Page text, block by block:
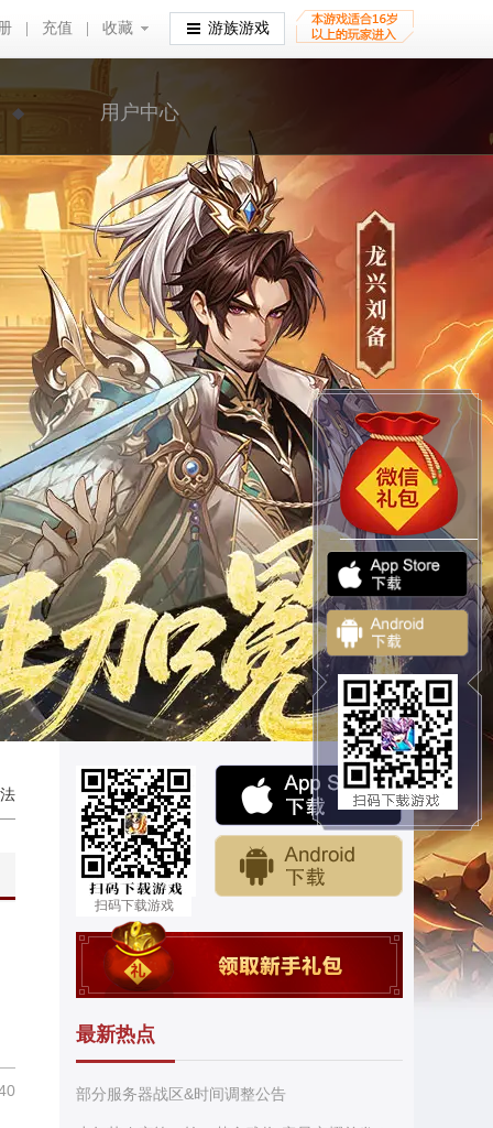
充值 收藏
收藏 游族游戏
用户中心
扫码下载游戏
最新热点
部分服务器战区&时间调整公告